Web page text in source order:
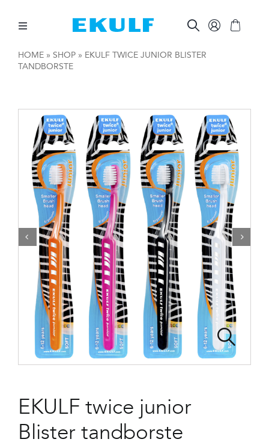
contentToggle
Navigation
MELLAN TÄNDERNA
BORSTA TÄNDERNA
ÖVRIG MUNVÅRD
ÖVRIGT
FÖR FÖRETAG
HOME» SHOP» EKULF TWICE JUNIOR BLISTER
TANDBORSTE
 
EKULF twice junior
Blister tandborste